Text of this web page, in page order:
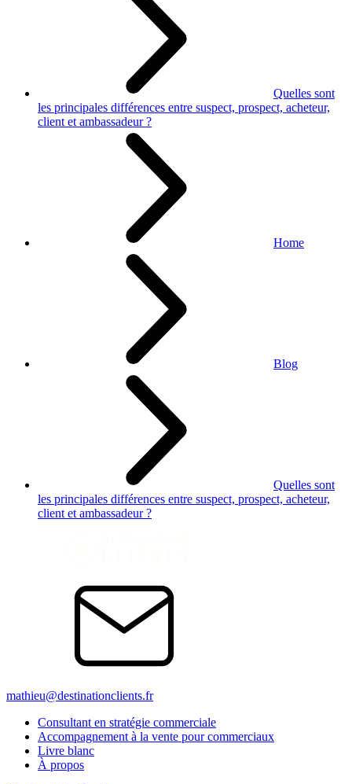
Quelles sont
les principales différences entre suspect, prospect, acheteur,
client et ambassadeur ?
Home
Blog
Quelles sont
les principales différences entre suspect, prospect, acheteur,
client et ambassadeur ?
mathieu@destinationclients.fr
Consultant en stratégie commerciale
Accompagnement à la vente pour commerciaux
Livre blanc
À propos